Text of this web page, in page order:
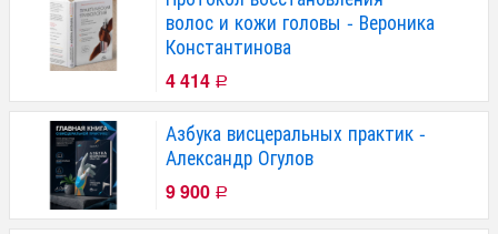
волос и кожи головы - Вероника
Константинова
4 414 Р
Азбука висцеральных практик -
Александр Огулов
9 900 Р